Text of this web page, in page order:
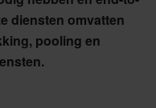
diensten omvatten
pooling en